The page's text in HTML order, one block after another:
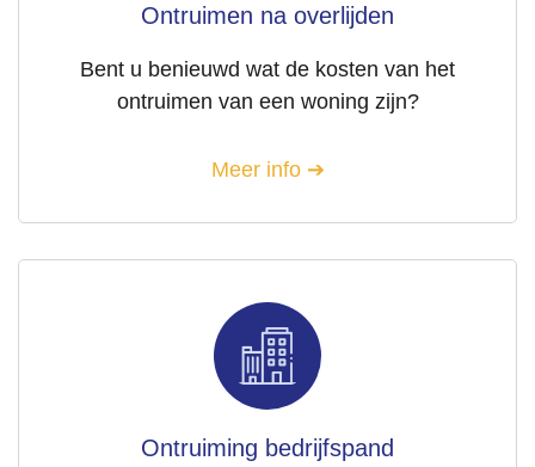
Ontruimen na overlijden
Bent u benieuwd wat de kosten van het
ontruimen van een woning zijn?
Meer info
Ontruiming bedrijfspand